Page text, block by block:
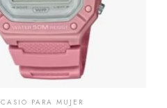
CASIO PARA MUJER